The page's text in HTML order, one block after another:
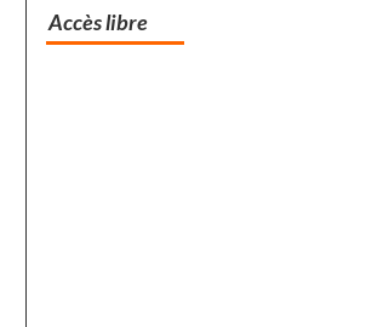
Accès libre